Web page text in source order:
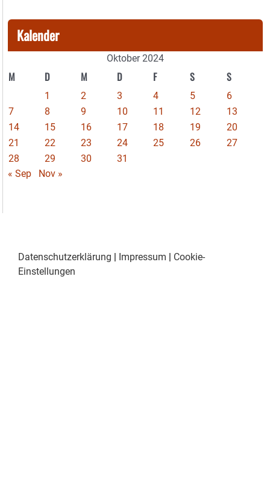
Kalender
Oktober 2024
M D M D F S S
1 2 3 4 5
6
7
8 9 10 11 12
13
14
15 16 17 18 19
20
21
22 23 24 25 26
27
28
29 30
31
« Sep
Nov »
Datenschutzerklärung Impressum
Cookie-
Einstellungen